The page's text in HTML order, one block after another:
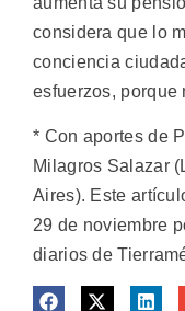
considera que lo
conciencia
esfuerzos, porque
* Con aportes de
Milagros Salazar
Aires). Este
29 de noviembre
diarios de